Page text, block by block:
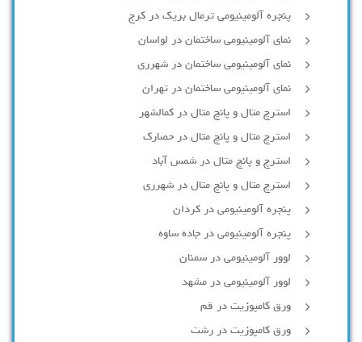
پنجره آلومینیومی ترمال بریک در کرج
نمای آلومینیومی ساختمان در لواسان
نمای آلومینیومی ساختمان در شهرری
نمای آلومینیومی ساختمان در تهران
استرچ متال و پانچ متال در کمالشهر
استرچ متال و پانچ متال در حصارك
استرچ و پانچ متال در شمس آباد
استرچ متال و پانچ متال در شهرری
پنجره آلومینیومی در کردان
پنجره آلومینیومی در جاده ساوه
لوور آلومینیومی در سمنان
لوور آلومینیومی در مشهد
ورق کامپوزیت در قم
ورق کامپوزیت در رشت